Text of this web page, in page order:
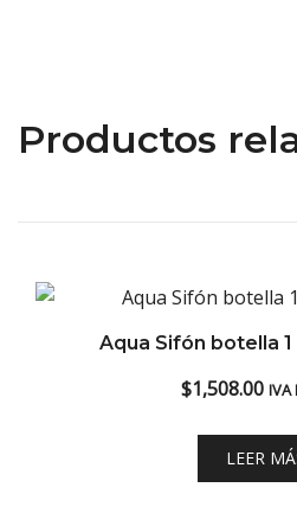
Productos
Aqua Sifón botella 1
$1,508.00 IVA
LEER